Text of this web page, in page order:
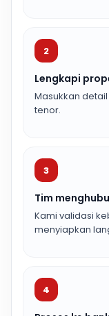
2
Lengkapi
Masukkan
tenor.
3
Tim
Kami validasi
menyiapkan
4